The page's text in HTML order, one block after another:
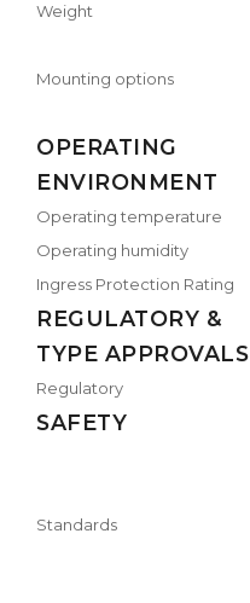
Weight
Mounting options
OPERATING
ENVIRONMENT
Operating temperature
Operating humidity
Ingress Protection Rating
REGULATORY &
TYPE APPROVALS
Regulatory
SAFETY
Standards